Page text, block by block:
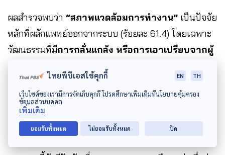
ผลสำรวจพบว่า “สภาพแวดล้อมการทำงาน” เป็นปัจจัย
หลักที่ผลักแพทย์ออกจากระบบ (ร้อยละ 61.4) โดยเฉพาะ
วัฒนธรรมที่มีการกลั่นแกล้ง หรือการเอาเปรียบจากผู้
ตามมาด้วย
“ค่าตอบแทนต่ำเกินไป”(ร้อยละ 42.9) ซึ่งไม่สมดุลกับ
ความรับผิดชอบและค่าครองชีพ โดยเฉพาะในพื้นที่ชนบท
ไทยพีบีเอสใช้คุกกี้ EN TH
เว็บไซต์ของเรามีการจัดเก็บคุกกี้ โปรดศึกษาเพิ่มเติมที่นโยบายคุ้มครอง
ข้อมูลส่วนบุคคล
เพิ่มเติม
ยอมรับทั้งหมด ไม่ยอมรับทั้งหมด ปิด